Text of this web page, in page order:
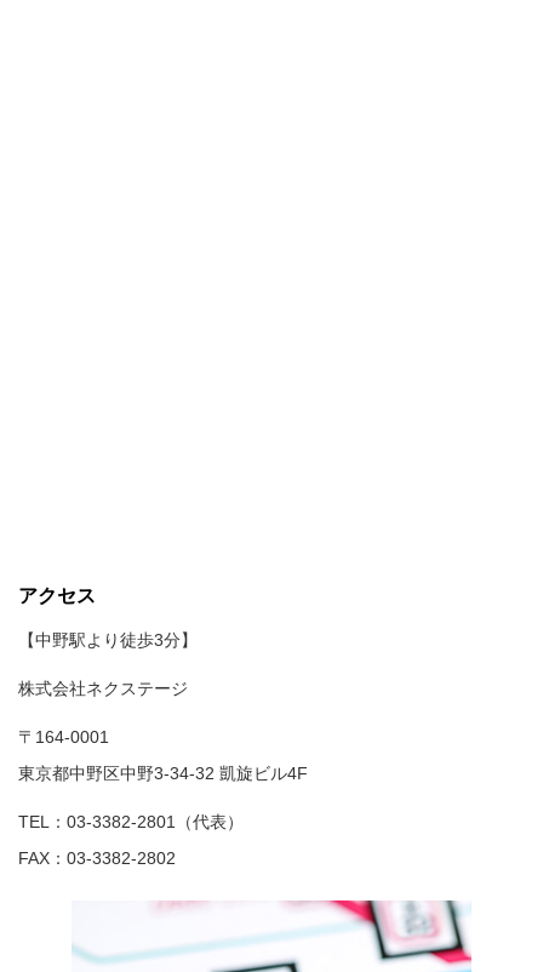
アクセス
【中野駅より徒歩3分】
株式会社ネクステージ
〒164-0001
東京都中野区中野3-34-32 凱旋ビル4F
TEL：03-3382-2801（代表）
FAX：03-3382-2802